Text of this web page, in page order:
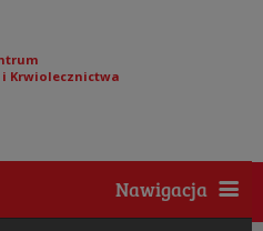
Krwiolecznictwa
Nawigacja